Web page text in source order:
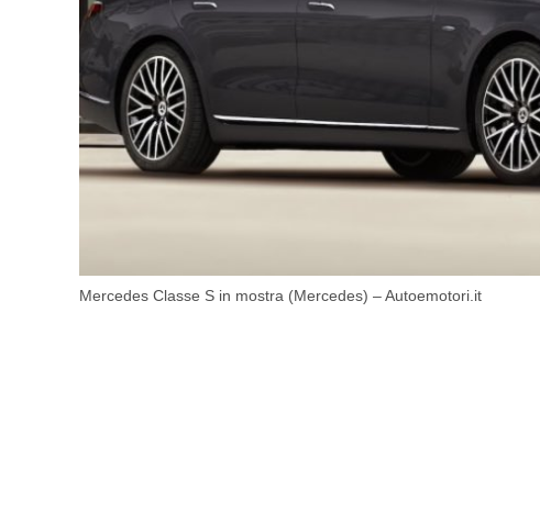
Mercedes Classe S in mostra (Mercedes) – Autoemotori.it